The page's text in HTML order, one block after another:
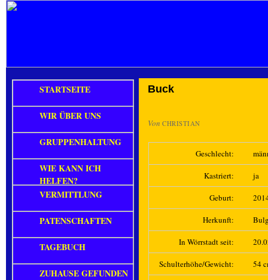
Buck
Von CHRISTIAN
Geschlecht:
Kastriert: ja
Geburt:
Herkunft:
In Wörrstadt seit:
Schulterhöhe/Gewicht: 54
STARTSEITE
WIR ÜBER UNS
GRUPPENHALTUNG
WIE KANN ICH
HELFEN?
VERMITTLUNG
PATENSCHAFTEN
TAGEBUCH
ZUHAUSE GEFUNDEN